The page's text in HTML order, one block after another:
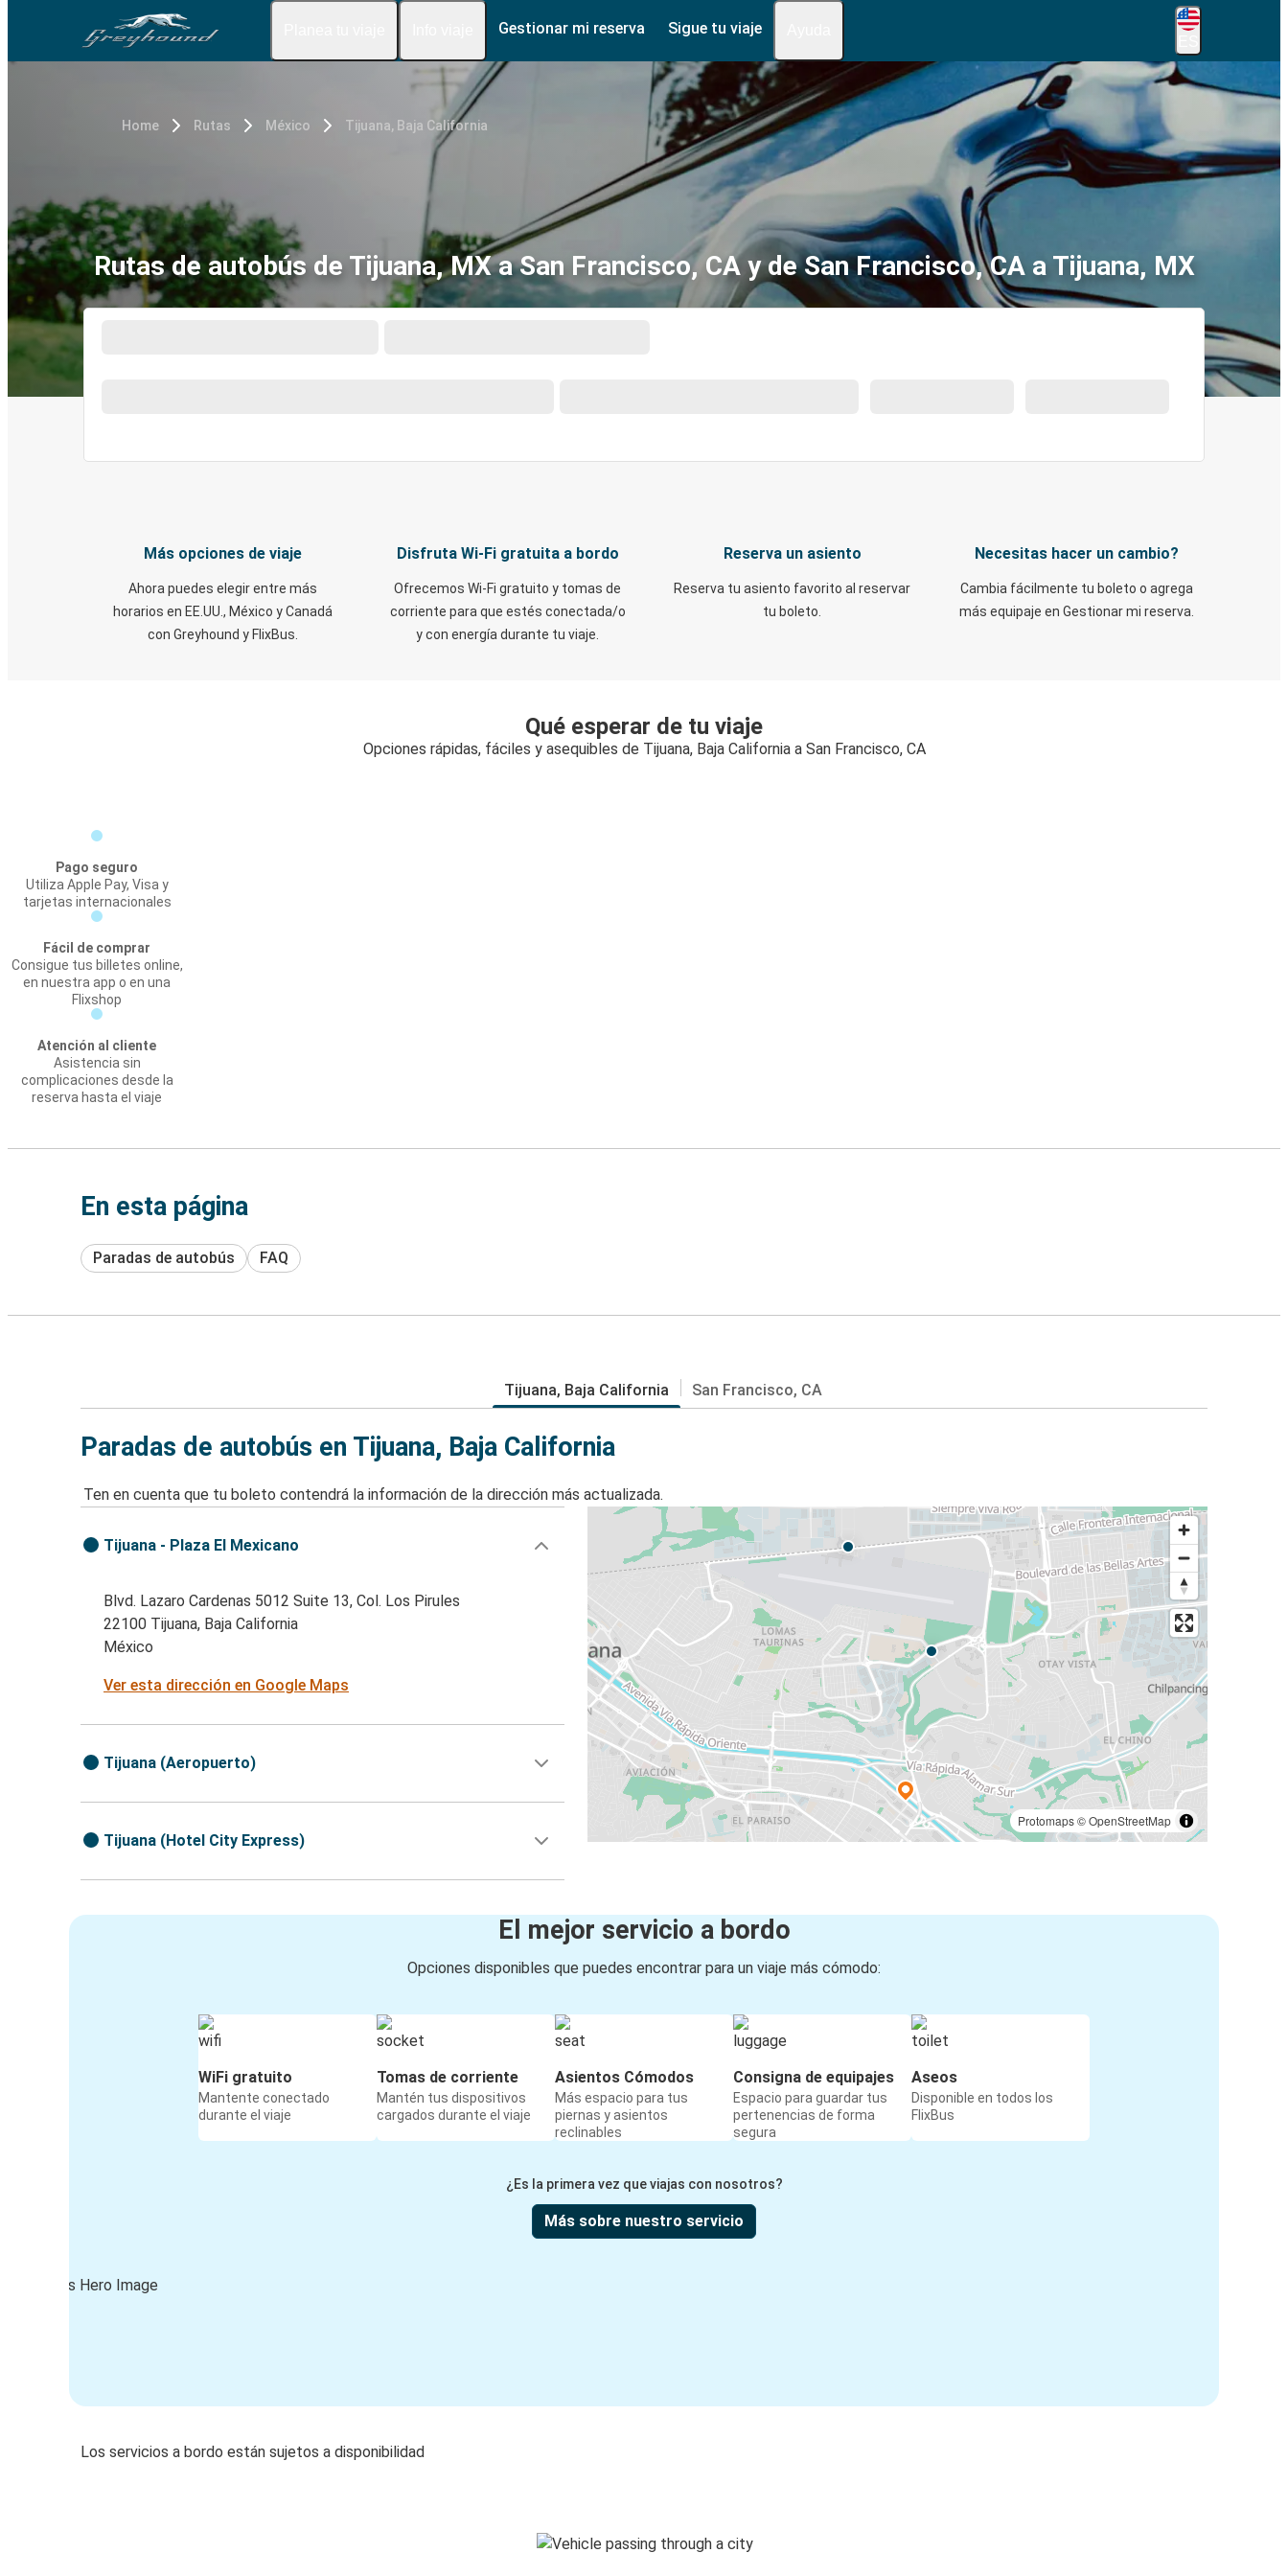
Gestionar mi reserva Sigue tu viaje
Home Rutas México Tijuana, Baja California
Rutas de autobús de Tijuana, MX a San Francisco, CA y de San Francisco, CA a Tijuana, MX
Más opciones de viaje
Ahora puedes elegir entre más
horarios en EE.UU., México y Canadá
con Greyhound y FlixBus.
Disfruta Wi-Fi gratuita a bordo
Ofrecemos Wi-Fi gratuito y tomas de
corriente para que estés conectada/o
y con energía durante tu viaje.
Reserva un asiento
Reserva tu asiento favorito al reservar
tu boleto.
Necesitas hacer un cambio?
Cambia fácilmente tu boleto o agrega
más equipaje en Gestionar mi reserva.
Qué esperar de tu viaje
Opciones rápidas, fáciles y asequibles de Tijuana, Baja California a San Francisco, CA
Pago seguro
Utiliza Apple Pay, Visa y
tarjetas internacionales
Fácil de comprar
Consigue tus billetes online,
en nuestra app o en una
Flixshop
Atención al cliente
Asistencia sin
complicaciones desde la
reserva hasta el viaje
En esta página
Paradas de autobús FAQ
Tijuana, Baja California San Francisco, CA
Paradas de autobús en Tijuana, Baja California
Ten en cuenta que tu boleto contendrá la información de la dirección más actualizada.
Protomaps©OpenStreetMap
Tijuana - Plaza El Mexicano
Blvd. Lazaro Cardenas 5012 Suite 13, Col. Los Pirules
22100 Tijuana, Baja California
México
Ver esta dirección en Google Maps
Tijuana (Aeropuerto)
Tijuana (Hotel City Express)
El mejor servicio a bordo
Opciones disponibles que puedes encontrar para un viaje más cómodo:
WiFi gratuito
Mantente conectado
durante el viaje
Tomas de corriente
Mantén tus dispositivos
cargados durante el viaje
Asientos Cómodos
Más espacio para tus
piernas y asientos
reclinables
Consigna de equipajes
Espacio para guardar tus
pertenencias de forma
segura
Aseos
Disponible en todos los
FlixBus
¿Es la primera vez que viajas con nosotros?
Más sobre nuestro servicio
Los servicios a bordo están sujetos a disponibilidad